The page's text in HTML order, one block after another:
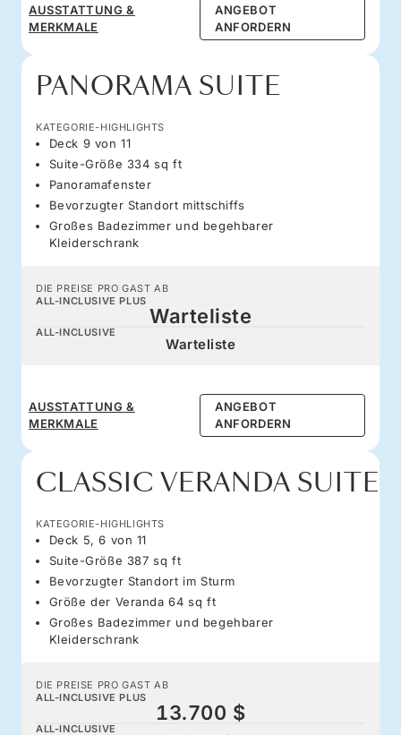
AUSSTATTUNG &
MERKMALE
ANGEBOT
ANFORDERN
PANORAMA SUITE
KATEGORIE-HIGHLIGHTS
Deck 9 von 11
Suite-Größe 334 sq ft
Panoramafenster
Bevorzugter Standort mittschiffs
Großes Badezimmer und begehbarer
Kleiderschrank
DIE PREISE PRO GAST AB
ALL-INCLUSIVE PLUS
Warteliste
ALL-INCLUSIVE
Warteliste
AUSSTATTUNG &
MERKMALE
ANGEBOT
ANFORDERN
CLASSIC VERANDA SUITE
KATEGORIE-HIGHLIGHTS
Deck 5, 6 von 11
Suite-Größe 387 sq ft
Bevorzugter Standort im Sturm
Größe der Veranda 64 sq ft
Großes Badezimmer und begehbarer
Kleiderschrank
DIE PREISE PRO GAST AB
ALL-INCLUSIVE PLUS
13.700 $
ALL-INCLUSIVE